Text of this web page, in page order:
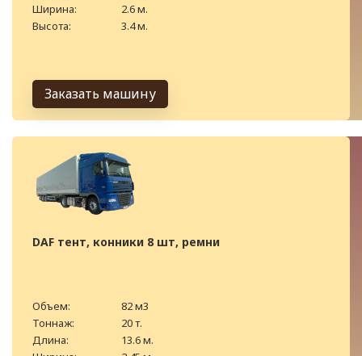
Ширина:
2.6 м.
Высота:
3.4 м.
Заказать машину
DAF тент, конники 8 шт, ремни
Объем:
82 м3
Тоннаж:
20 т.
Длина:
13.6 м.